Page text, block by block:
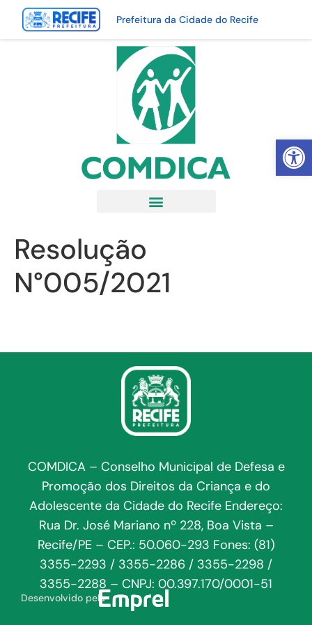
Abrir
Prefeitura da Cidade do Recife
Resolução
N°005/2021
COMDICA – Conselho Municipal de Defesa e
Promoção dos Direitos da Criança e do
Adolescente da Cidade do Recife Endereço:
Rua Dr. José Mariano nº 228, Boa Vista –
Recife/PE – CEP.: 50.060-293 Fones: (81)
3355-2293 / 3355-2286 / 3355-2298 /
3355-2288 – CNPJ: 00.397.170/0001-51
Desenvolvido pela